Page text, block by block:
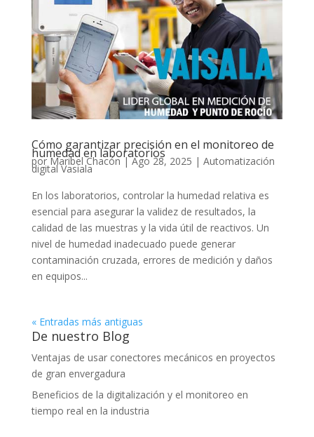
Cómo garantizar precisión en el monitoreo de
humedad en laboratorios
porMaribel Chacón|Ago 28, 2025 | Automatización
digital Vasiala
En los laboratorios, controlar la humedad relativa es
esencial para asegurar la validez de resultados, la
calidad de las muestras y la vida útil de reactivos. Un
nivel de humedad inadecuado puede generar
contaminación cruzada, errores de medición y daños
en equipos...
« Entradas más antiguas
De nuestro Blog
Ventajas de usar conectores mecánicos en proyectos
de gran envergadura
Beneficios de la digitalización y el monitoreo en
tiempo real en la industria